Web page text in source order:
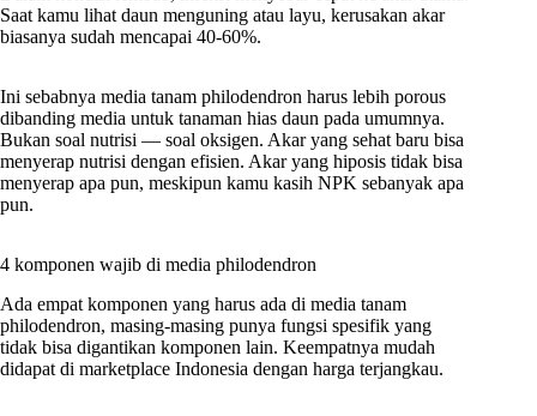
Saat kamu lihat daun menguning atau layu, kerusakan akar
biasanya sudah mencapai 40-60%.
Ini sebabnya media tanam philodendron harus lebih porous
dibanding media untuk tanaman hias daun pada umumnya.
Bukan soal nutrisi — soal oksigen. Akar yang sehat baru bisa
menyerap nutrisi dengan efisien. Akar yang hiposis tidak bisa
menyerap apa pun, meskipun kamu kasih NPK sebanyak apa
pun.
4 komponen wajib di media philodendron
Ada empat komponen yang harus ada di media tanam
philodendron, masing-masing punya fungsi spesifik yang
tidak bisa digantikan komponen lain. Keempatnya mudah
didapat di marketplace Indonesia dengan harga terjangkau.